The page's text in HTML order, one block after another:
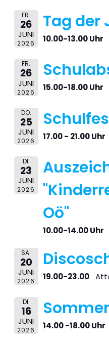
FR.
26
JUNI
2026
Tag der
10.00-13.00 Uhr
FR.
26
JUNI
2026 15.00-18.00 Uhr
DO.
25
JUNI
2026 17.00 - 21.00 Uhr
DI.
23
JUNI
2026
Oö"
10.00-14.00 Uhr
SA.
20
JUNI
2026 19.00-23.00
DI.
16
JUNI
2026 14.00 -18.00 Uhr